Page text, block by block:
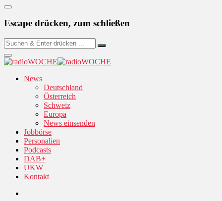
Escape drücken, zum schließen
News
Deutschland
Österreich
Schweiz
Europa
News einsenden
Jobbörse
Personalien
Podcasts
DAB+
UKW
Kontakt